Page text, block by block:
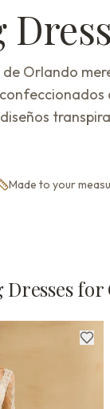
Orlando
Made to your
Dresses